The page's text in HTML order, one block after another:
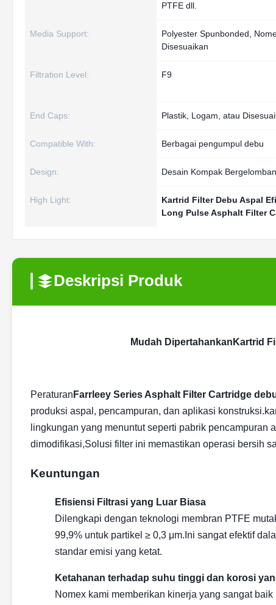
PTFE dll.
Media Support:
Polyester Spunbonded,
Disesuaikan
Filtration Level: F9
End Caps: Plastik, Logam, atau
Compatible With: Berbagai pengumpul debu
Design: Desain Kompak
High Light: Kartrid Filter Debu Aspal
Long Pulse Asphalt Filter
Deskripsi Produk
Mudah Dipertahankan Kartrid
Peraturan Farrleey Series Asphalt Filter Cartridge
produksi aspal, pencampuran, dan aplikasi
lingkungan yang menuntut seperti pabrik
dimodifikasi,Solusi filter ini memastikan operasi bersih
Keuntungan
Efisiensi Filtrasi yang Luar Biasa
Dilengkapi dengan teknologi membran PTFE
99,9% untuk partikel ≥ 0,3 μm.Ini sangat efektif
standar emisi yang ketat.
Ketahanan terhadap suhu tinggi dan korosi
Nomex kami memberikan kinerja yang sangat